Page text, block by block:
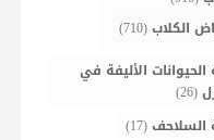
الكلاب(710)
الحيوانات الأليفة في
(26)
السلاحف(17)